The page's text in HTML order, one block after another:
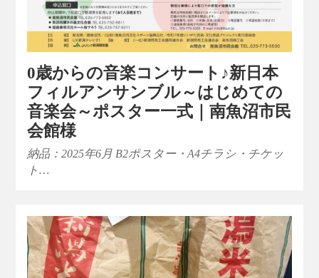
0歳からの音楽コンサート♪新日本
フィルアンサンブル～はじめての
音楽会～ポスター一式｜南魚沼市民
会館様
納品：2025年6月 B2ポスター・A4チラシ・チケッ
ト…